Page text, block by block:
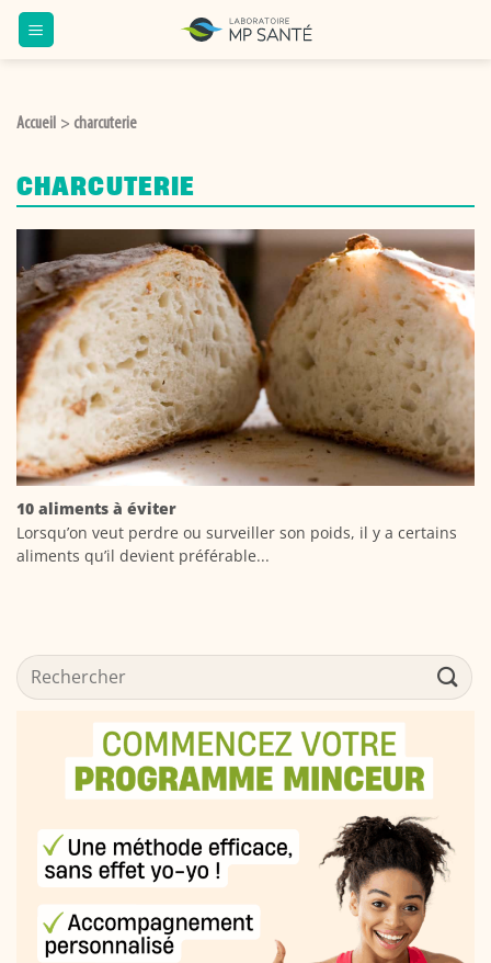
Passer
au
Accueil > charcuterie
CHARCUTERIE
10 aliments à éviter
Lorsqu’on veut perdre ou surveiller son poids, il y a certains
aliments qu’il devient préférable...